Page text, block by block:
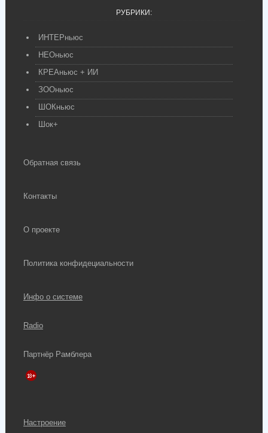
РУБРИКИ:
ИНТЕРньюс
НЕОньюс
КРЕАньюс + ИИ
ЗООньюс
ШОКньюс
Шок+
Обратная связь
Контакты
О проекте
Политика конфидециальности
Инфо о системе
Radio
Партнёр Рамблера
Настроение